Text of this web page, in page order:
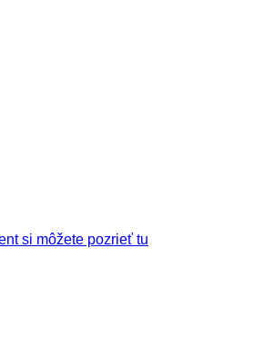
si môžete pozrieť tu